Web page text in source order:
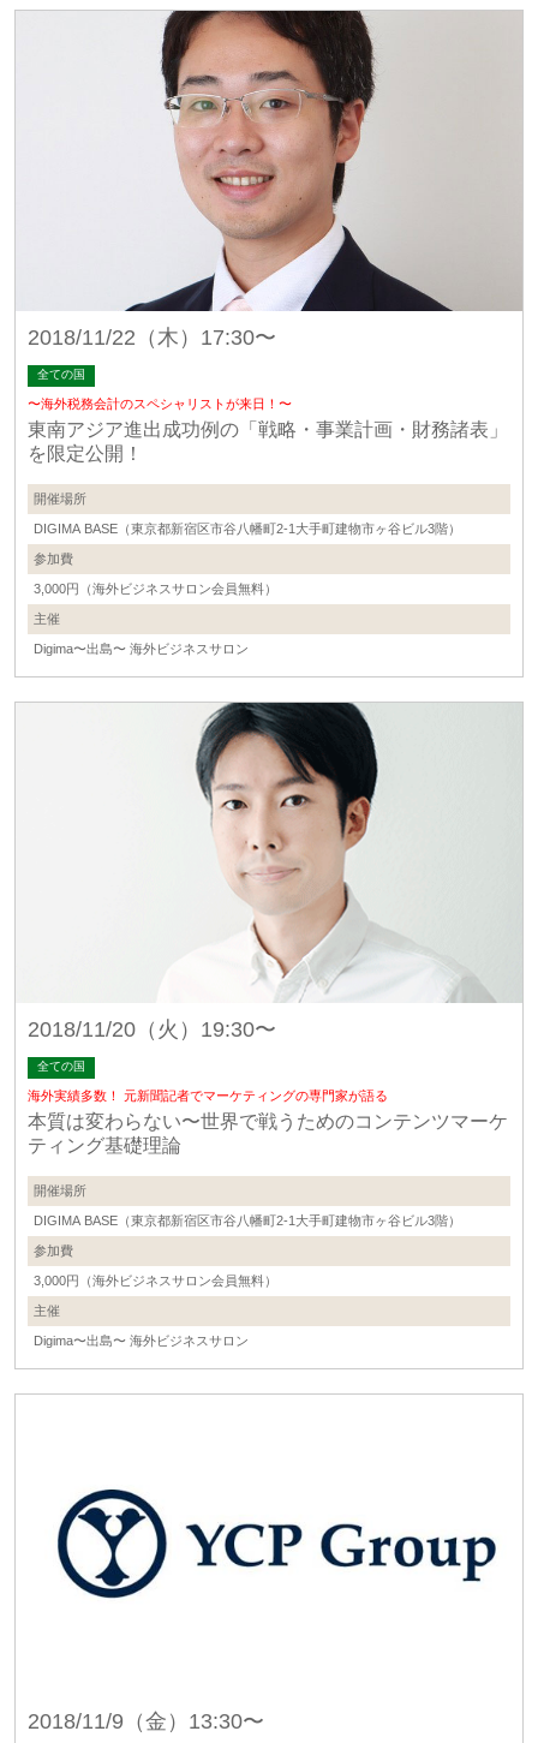
2018/11/22（木）17:30〜
全ての国
〜海外税務会計のスペシャリストが来日！〜
東南アジア進出成功例の「戦略・事業計画・財務諸表」
を限定公開！
開催場所
DIGIMA BASE（東京都新宿区市谷八幡町2-1大手町建物市ヶ谷ビル3階）
参加費
3,000円（海外ビジネスサロン会員無料）
主催
Digima〜出島〜 海外ビジネスサロン
2018/11/20（火）19:30〜
全ての国
海外実績多数！ 元新聞記者でマーケティングの専門家が語る
本質は変わらない〜世界で戦うためのコンテンツマーケ
ティング基礎理論
開催場所
DIGIMA BASE（東京都新宿区市谷八幡町2-1大手町建物市ヶ谷ビル3階）
参加費
3,000円（海外ビジネスサロン会員無料）
主催
Digima〜出島〜 海外ビジネスサロン
2018/11/9（金）13:30〜